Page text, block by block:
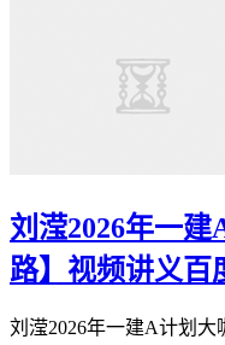
刘滢2026年一
路】视频讲义百
刘滢2026年一建A计划大